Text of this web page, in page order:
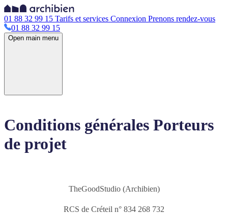
01 88 32 99 15 Tarifs et services Connexion Prenons rendez-vous
01 88 32 99 15
Open main menu
Conditions générales Porteurs
de projet
TheGoodStudio (Archibien)
RCS de Créteil n° 834 268 732